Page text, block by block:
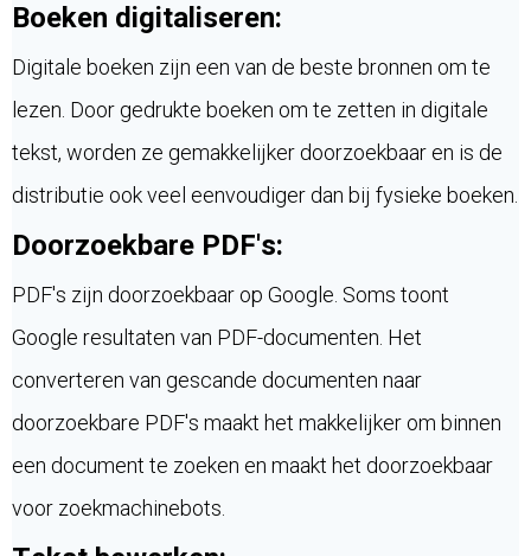
Boeken digitaliseren:
Digitale boeken zijn een van de beste bronnen om te
lezen. Door gedrukte boeken om te zetten in digitale
tekst, worden ze gemakkelijker doorzoekbaar en is de
distributie ook veel eenvoudiger dan bij fysieke boeken.
Doorzoekbare PDF's:
PDF's zijn doorzoekbaar op Google. Soms toont
Google resultaten van PDF-documenten. Het
converteren van gescande documenten naar
doorzoekbare PDF's maakt het makkelijker om binnen
een document te zoeken en maakt het doorzoekbaar
voor zoekmachinebots.